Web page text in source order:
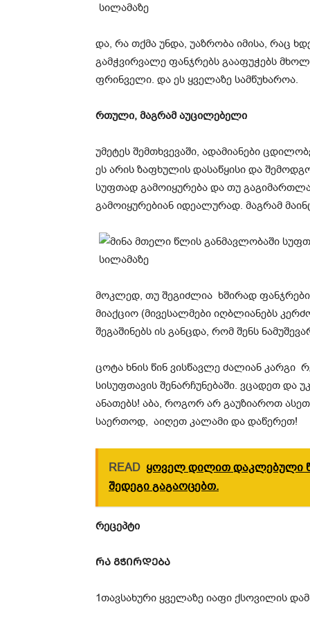
და, რა თქმა უნდა, უაზრობა იმისა, რაც
გამჭვირვალე ფანჯრებს გააფუჭებს
ფრინველი. და ეს ყველაზე სამწუხაროა.
რთული, მაგრამ აუცილებელი
უმეტეს შემთხვევაში, ადამიანები
ეს არის ზაფხულის დასაწყისი და
სუფთად გამოიყურება და თუ
გამოიყურებიან იდეალურად. მაგრამ
მოკლედ, თუ შეგიძლია ხშირად
მიაქციო (მივესალმები იღბლიანებს
შეგაშინებს ის განცდა, რომ შენს
ცოტა ხნის წინ ვისწავლე ძალიან კარგი
სისუფთავის შენარჩუნებაში. ვცადეთ და
ანათებს! აბა, როგორ არ გაუზიაროთ
საერთოდ, აიღეთ კალამი და დაწერეთ!
READ ყოველ დილით დაკლებული
შედეგი გაგაოცებთ.
რეცეპტი
ᲠᲐ ᲒᲭᲘᲠᲓᲔᲑᲐ
1თავსახური ყველაზე იაფი ქსოვილის